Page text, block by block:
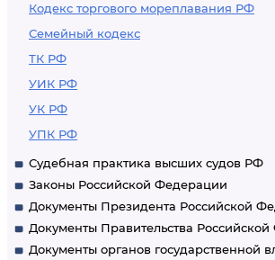
Кодекс торгового мореплавания РФ
Семейный кодекс
ТК РФ
УИК РФ
УК РФ
УПК РФ
Судебная практика высших судов РФ
Законы Российской Федерации
Документы Президента Российской
Документы Правительства
Документы органов государственной